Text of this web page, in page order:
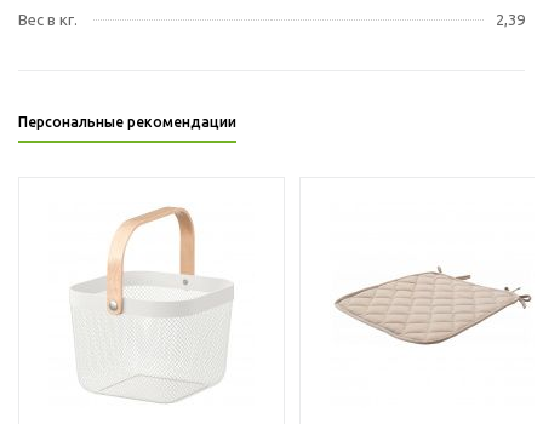
Вес в кг.
2,39
Персональные рекомендации